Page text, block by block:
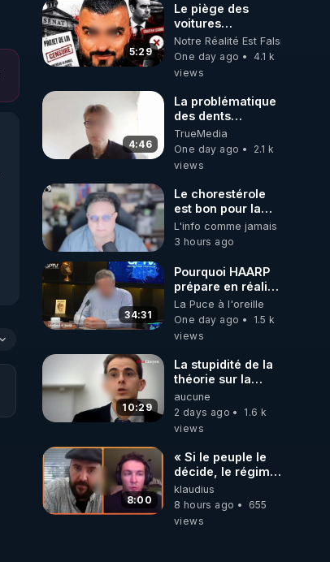
5:29
Le piège des
voitures
électriques se
referme sur les
usagers !
Notre Réalité Est Falsifiée Et
One day ago
4.1 k
views
4:46
La problématique
des dents
dévitalisées et
des implants
TrueMedia
One day ago
2.1 k
views
Le chorestérole
est bon pour la
santé, ils nous
volent l'eau ! 😒🤢
https://odysee.com/
L'info comme jamais
3 hours ago
34:31
Pourquoi HAARP
prépare en réalité
un CHAOS
climatique, on
répond
La Puce à l'oreille
One day ago
1.5 k
views
10:29
La stupidité de la
théorie sur la
responsabilité de
l’homme
concernant le
carbone.
aucune
2 days ago
1.6 k
views
8:00
« Si le peuple le
décide, le régime
peut tomber
demain ! »
klaudius
8 hours ago
655
views